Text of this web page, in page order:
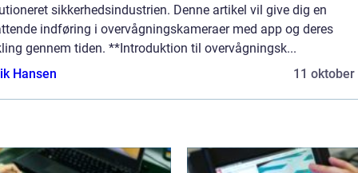
sikkerhedsindustrien. Denne artikel vil give dig en
indføring i overvågningskameraer med app og deres
gennem tiden. **Introduktion til overvågningsk...
Hansen
11 oktober